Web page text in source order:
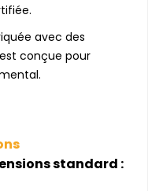
avec des
conçue pour
standard :